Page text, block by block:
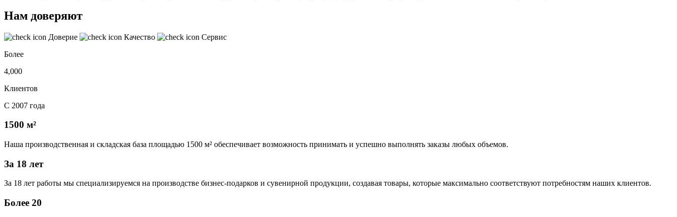
Нам доверяют
Доверие Качество
Сервис
Более
4,000
Клиентов
С 2007 года
1500 м²
Наша производственная и складская база площадью 1500 м² обеспечивает возможность принимать и успешно выполнять заказы любых объемов.
За 18 лет
За 18 лет работы мы специализируемся на производстве бизнес-подарков и сувенирной продукции, создавая товары, которые максимально соответствуют потребностям наших клиентов.
Более 20